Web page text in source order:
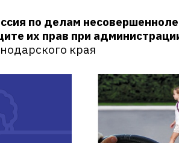
по делам
их прав при
края